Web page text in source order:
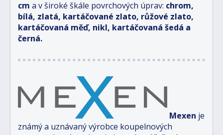
cm a v široké škále povrchových úprav: chrom,
bílá, zlatá, kartáčované zlato, růžové zlato,
kartáčovaná měď, nikl, kartáčovaná šedá a
černá.
Mexen je
známý a uznávaný výrobce koupelnových